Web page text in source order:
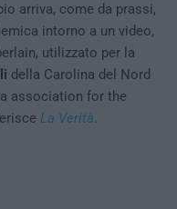
arriva, come da prassi,
intorno a un video,
utilizzato per la
della Carolina del Nord
association for the
La Verità.